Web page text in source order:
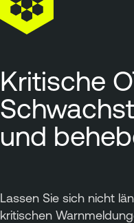
Kritische
und
Lassen Sie sich nicht
kritischen